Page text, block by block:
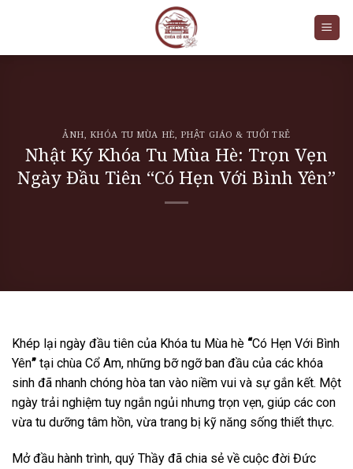
ẢNH, KHÓA TU MÙA HÈ, PHẬT GIÁO & TUỔI TRẺ
Nhật Ký Khóa Tu Mùa Hè: Trọn Vẹn
Ngày Đầu Tiên “Có Hẹn Với Bình Yên”
Khép lại ngày đầu tiên của Khóa tu Mùa hè “Có Hẹn Với Bình
Yên” tại chùa Cổ Am, những bỡ ngỡ ban đầu của các khóa
sinh đã nhanh chóng hòa tan vào niềm vui và sự gắn kết. Một
ngày trải nghiệm tuy ngắn ngủi nhưng trọn vẹn, giúp các con
vừa tu dưỡng tâm hồn, vừa trang bị kỹ năng sống thiết thực.
Mở đầu hành trình, quý Thầy đã chia sẻ về cuộc đời Đức